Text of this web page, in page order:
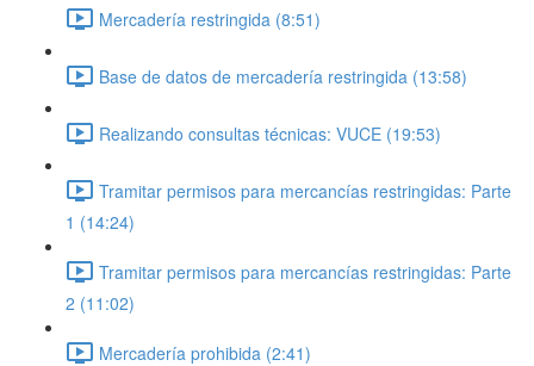
Mercadería restringida (8:51)
Base de datos de mercadería restringida (13:58)
Realizando consultas técnicas: VUCE (19:53)
Tramitar permisos para mercancías restringidas: Parte
1 (14:24)
Tramitar permisos para mercancías restringidas: Parte
2 (11:02)
Mercadería prohibida (2:41)